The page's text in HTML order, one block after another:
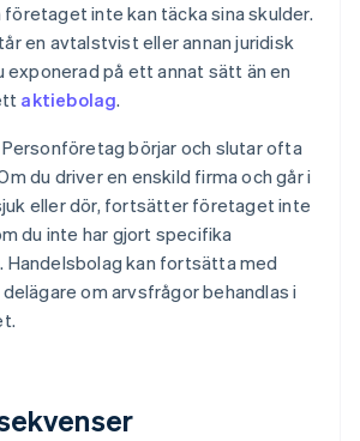
inte kan täcka sina skulder.
en avtalstvist eller annan juridisk
exponerad på ett annat sätt än en
aktiebolag.
Personföretag börjar och slutar ofta
du driver en enskild firma och går i
eller dör, fortsätter företaget inte
du inte har gjort specifika
Handelsbolag kan fortsätta med
om arvsfrågor behandlas i